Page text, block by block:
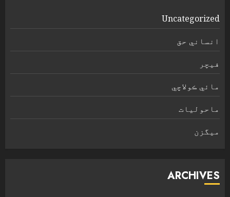
Uncategorized
انساني حق
فیچر
مائي ڪولاچي
ماحولیات
ميگزن
ARCHIVES